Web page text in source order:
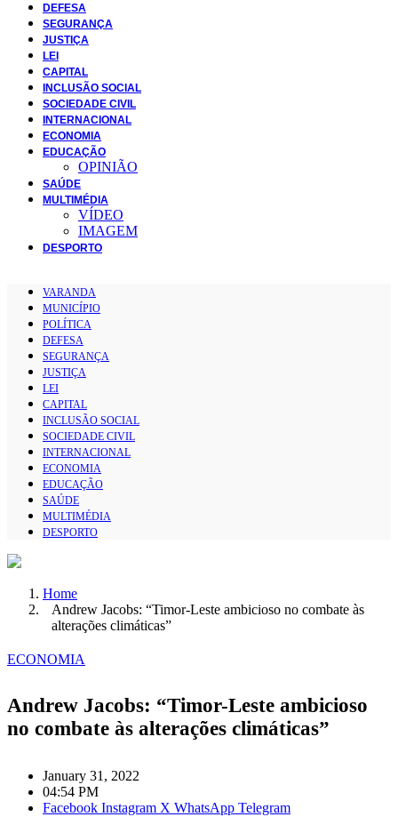
DEFESA
SEGURANÇA
JUSTIÇA
LEI
CAPITAL
INCLUSÃO SOCIAL
SOCIEDADE CIVIL
INTERNACIONAL
ECONOMIA
EDUCAÇÃO
OPINIÃO
SAÚDE
MULTIMÉDIA
VÍDEO
IMAGEM
DESPORTO
VARANDA
MUNICÍPIO
POLÍTICA
DEFESA
SEGURANÇA
JUSTIÇA
LEI
CAPITAL
INCLUSÃO SOCIAL
SOCIEDADE CIVIL
INTERNACIONAL
ECONOMIA
EDUCAÇÃO
SAÚDE
MULTIMÉDIA
DESPORTO
Home
Andrew Jacobs: “Timor-Leste ambicioso no combate às
alterações climáticas”
ECONOMIA
Andrew Jacobs: “Timor-Leste ambicioso
no combate às alterações climáticas”
January 31, 2022
04:54 PM
Facebook Instagram X WhatsApp Telegram